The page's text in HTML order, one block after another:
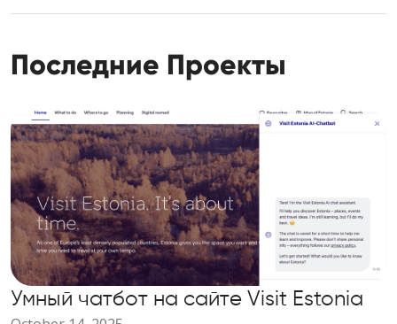
Последние Проекты
Умный чатбот на сайте Visit Estonia